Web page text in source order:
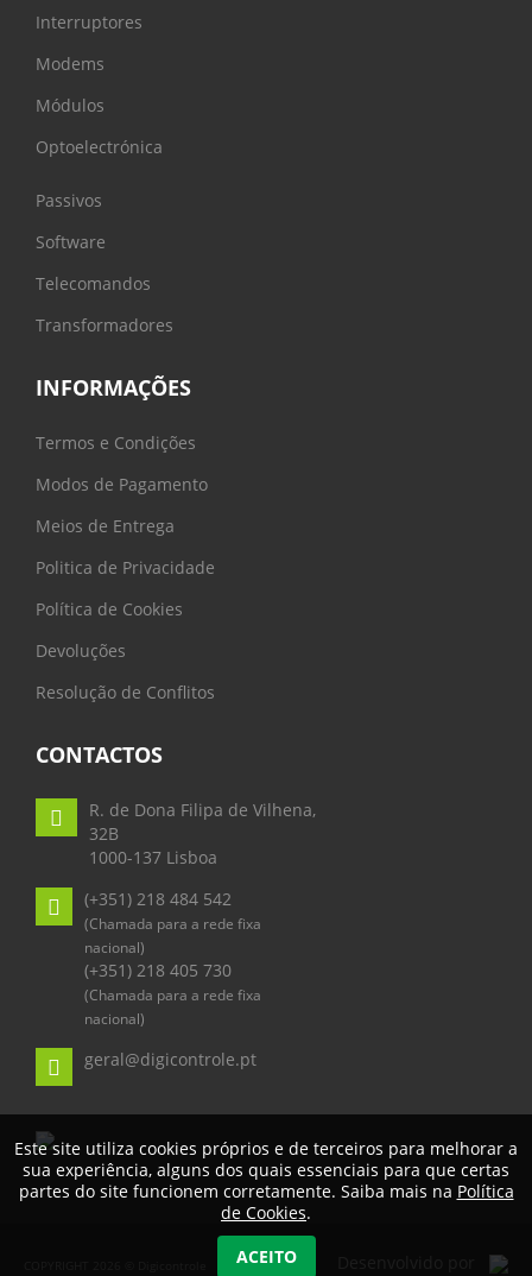
Interruptores
Modems
Módulos
Optoelectrónica
Passivos
Software
Telecomandos
Transformadores
INFORMAÇÕES
Termos e Condições
Modos de Pagamento
Meios de Entrega
Politica de Privacidade
Política de Cookies
Devoluções
Resolução de Conflitos
CONTACTOS
R. de Dona Filipa de Vilhena,
32B
1000-137 Lisboa
(+351) 218 484 542
(Chamada para a rede fixa
nacional)
(+351) 218 405 730
(Chamada para a rede fixa
nacional)
geral@digicontrole.pt
Este site utiliza cookies próprios e de terceiros para melhorar a
sua experiência, alguns dos quais essenciais para que certas
partes do site funcionem corretamente. Saiba mais na Política
de Cookies.
ACEITO